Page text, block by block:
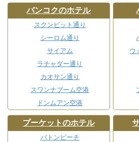
バンコクのホテル
スクンビット通り
シーロム通り
サイアム
ラチャダー通り
カオサン通り
スワンナプーム空港
ドンムアン空港
ウ
プーケットのホテル
パトンビーチ